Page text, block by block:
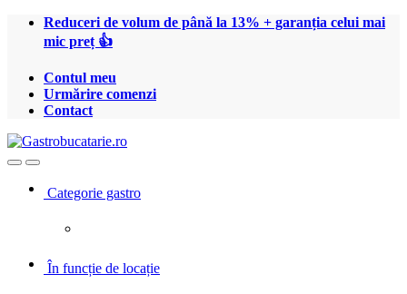
Treci
Treci
Reduceri de volum de până la 13% + garanția celui mai
mic preț 👍
Contul meu
Urmărire comenzi
Contact
OpenClose
Categorie gastro
În funcție de locație